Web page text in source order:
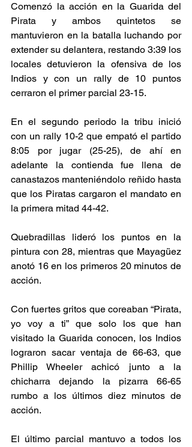
Comenzó la acción en la Guarida del
Pirata y ambos quintetos se
mantuvieron en la batalla luchando por
extender su delantera, restando 3:39 los
locales detuvieron la ofensiva de los
Indios y con un rally de 10 puntos
cerraron el primer parcial 23-15.
En el segundo periodo la tribu inició
con un rally 10-2 que empató el partido
8:05 por jugar (25-25), de ahí en
adelante la contienda fue llena de
canastazos manteniéndolo reñido hasta
que los Piratas cargaron el mandato en
la primera mitad 44-42.
Quebradillas lideró los puntos en la
pintura con 28, mientras que Mayagüez
anotó 16 en los primeros 20 minutos de
acción.
Con fuertes gritos que coreaban “Pirata,
yo voy a ti” que solo los que han
visitado la Guarida conocen, los Indios
lograron sacar ventaja de 66-63, que
Phillip Wheeler achicó junto a la
chicharra dejando la pizarra 66-65
rumbo a los últimos diez minutos de
acción.
El último parcial mantuvo a todos los